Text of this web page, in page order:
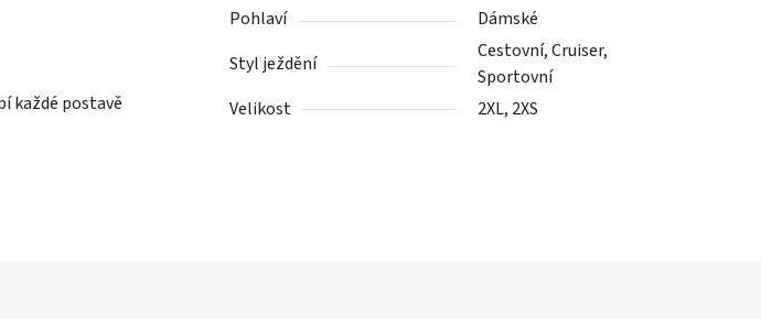
každé postavě
Pohlaví
Dámské
Styl ježdění
Cestovní, Cruiser,
Sportovní
Velikost
2XL, 2XS